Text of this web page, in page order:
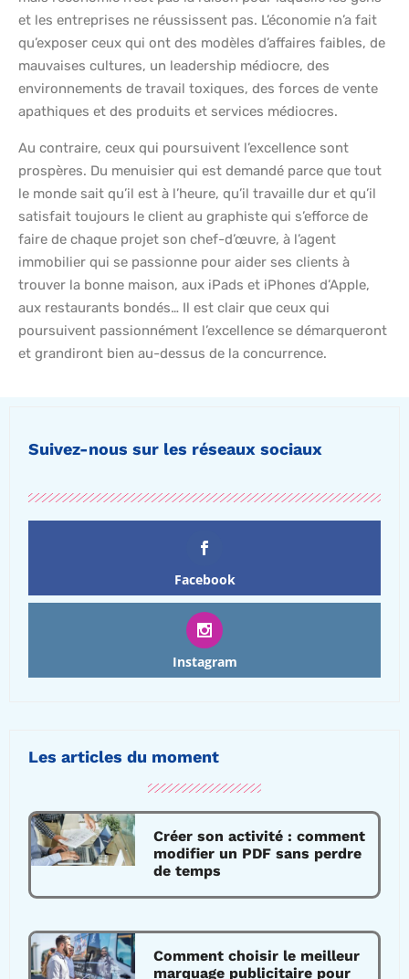
et les entreprises ne réussissent pas. L’économie n’a fait
qu’exposer ceux qui ont des modèles d’affaires faibles, de
mauvaises cultures, un leadership médiocre, des
environnements de travail toxiques, des forces de vente
apathiques et des produits et services médiocres.
Au contraire, ceux qui poursuivent l’excellence sont
prospères. Du menuisier qui est demandé parce que tout
le monde sait qu’il est à l’heure, qu’il travaille dur et qu’il
satisfait toujours le client au graphiste qui s’efforce de
faire de chaque projet son chef-d’œuvre, à l’agent
immobilier qui se passionne pour aider ses clients à
trouver la bonne maison, aux iPads et iPhones d’Apple,
aux restaurants bondés… Il est clair que ceux qui
poursuivent passionnément l’excellence se démarqueront
et grandiront bien au-dessus de la concurrence.
Suivez-nous sur les réseaux sociaux
Facebook
Instagram
Les articles du moment
Créer son activité : comment
modifier un PDF sans perdre
de temps
Comment choisir le meilleur
marquage publicitaire pour